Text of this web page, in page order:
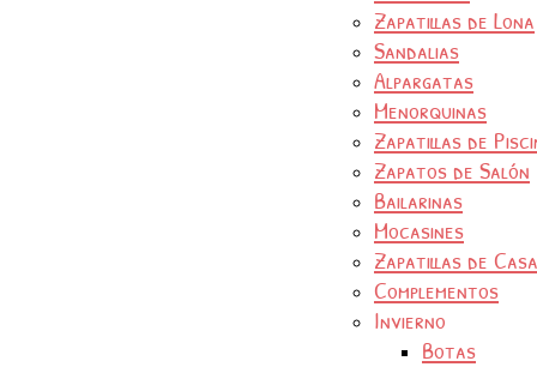
Zapatillas de Lona
Sandalias
Alpargatas
Menorquinas
Zapatillas de
Zapatos de Salón
Bailarinas
Mocasines
Zapatillas de Casa
Complementos
Invierno
Botas